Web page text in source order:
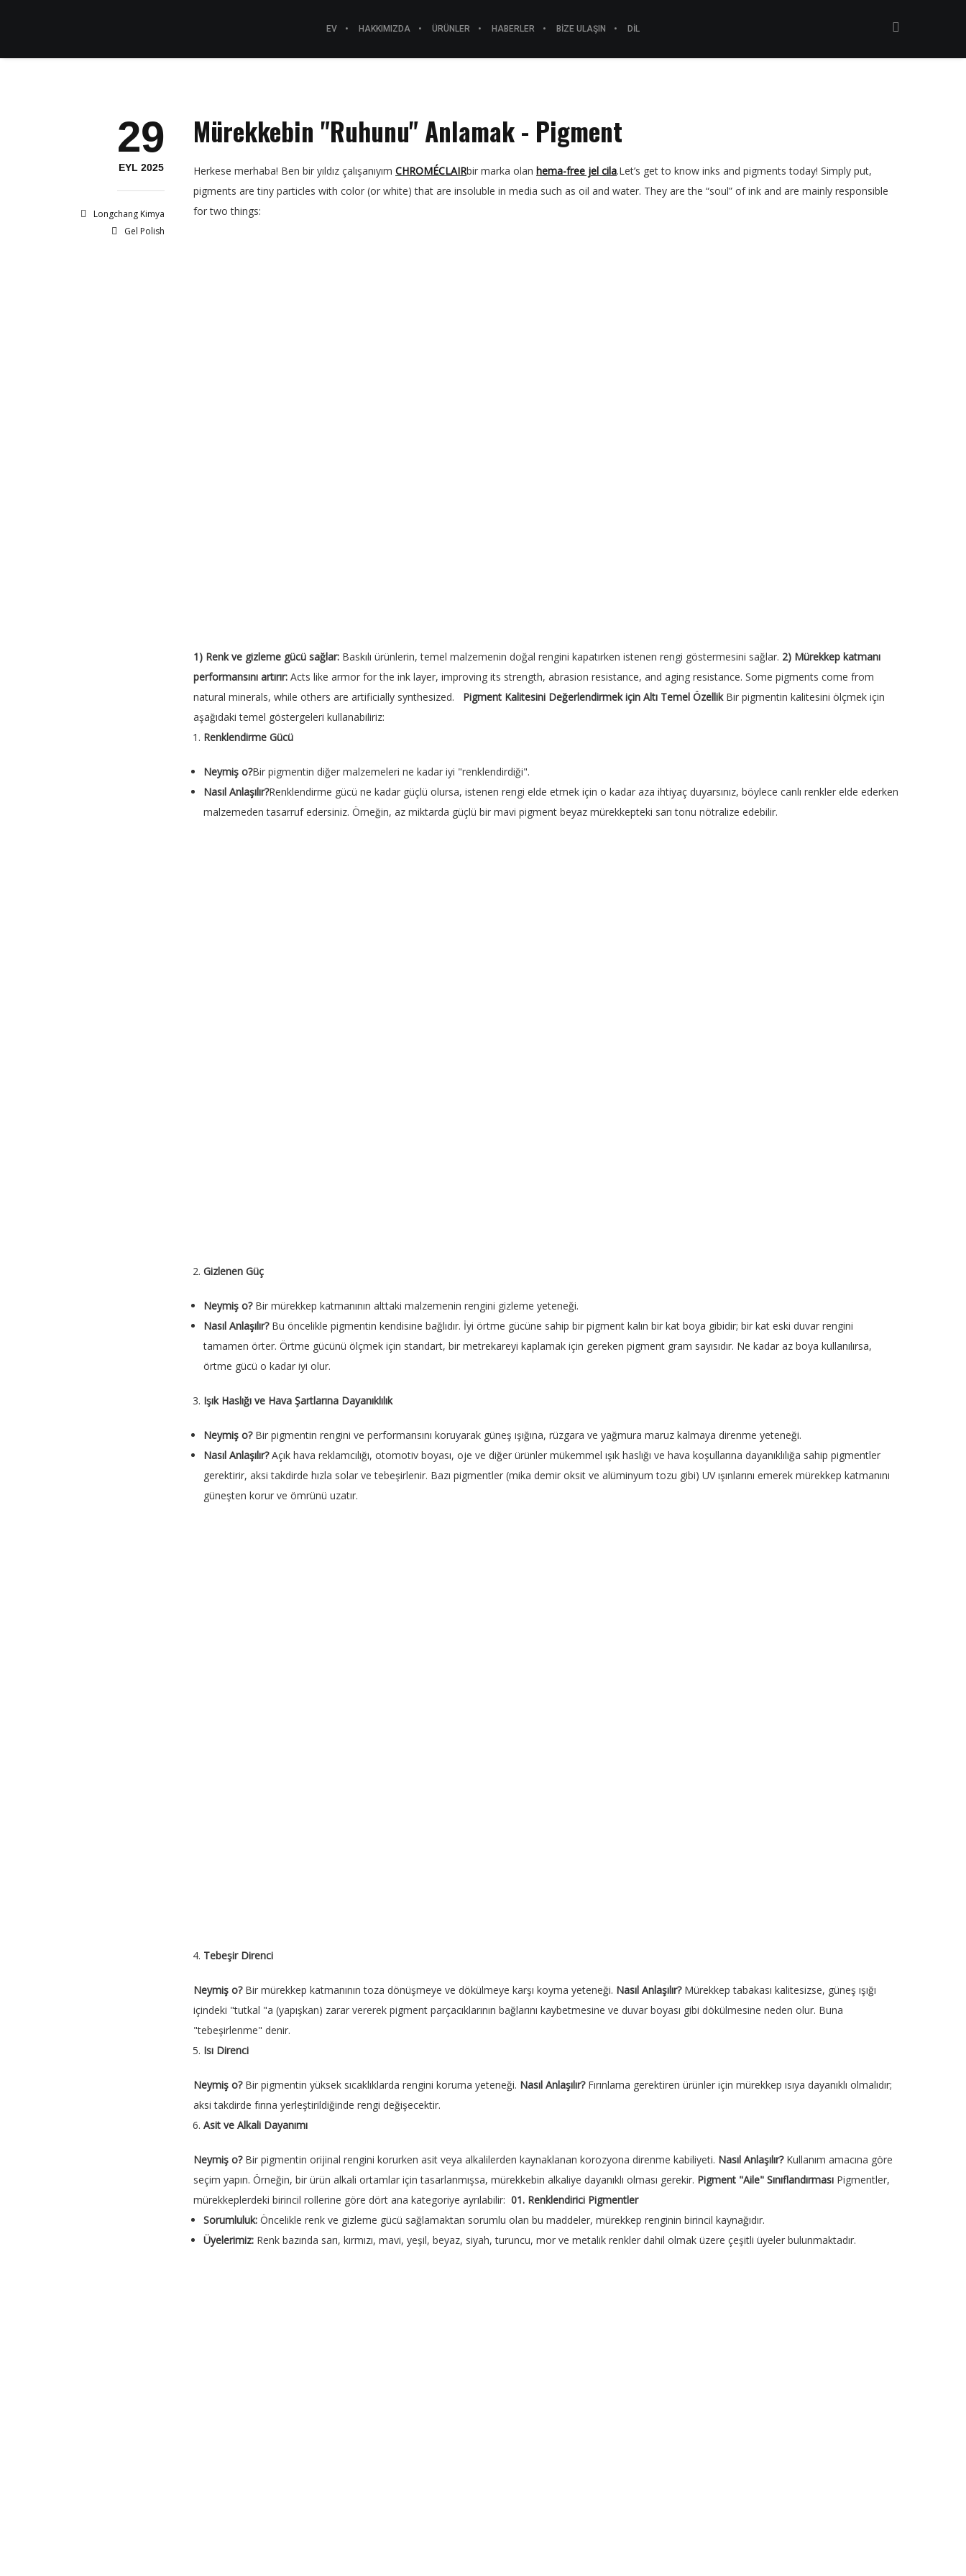
EV HAKKIMIZDA ÜRÜNLER HABERLER BIZE ULAŞIN DIL
29
EYL 2025
Longchang Kimya
Gel Polish
Mürekkebin "Ruhunu" Anlamak - Pigment
Herkese merhaba! Ben bir yıldız çalışanıyım CHROMÉCLAIRbir marka olan hema-free jel cila.Let’s get to know inks and pigments today! Simply put,
pigments are tiny particles with color (or white) that are insoluble in media such as oil and water. They are the “soul” of ink and are mainly responsible
for two things:
1) Renk ve gizleme gücü sağlar: Baskılı ürünlerin, temel malzemenin doğal rengini kapatırken istenen rengi göstermesini sağlar. 2) Mürekkep katmanı
performansını artırır: Acts like armor for the ink layer, improving its strength, abrasion resistance, and aging resistance. Some pigments come from
natural minerals, while others are artificially synthesized. Pigment Kalitesini Değerlendirmek için Altı Temel ÖzellikBir pigmentin kalitesini ölçmek için
aşağıdaki temel göstergeleri kullanabiliriz:
Renklendirme Gücü
Neymiş o?Bir pigmentin diğer malzemeleri ne kadar iyi "renklendirdiği".
Nasıl Anlaşılır?Renklendirme gücü ne kadar güçlü olursa, istenen rengi elde etmek için o kadar aza ihtiyaç duyarsınız, böylece canlı renkler elde ederken
malzemeden tasarruf edersiniz. Örneğin, az miktarda güçlü bir mavi pigment beyaz mürekkepteki sarı tonu nötralize edebilir.
Gizlenen Güç
Neymiş o? Bir mürekkep katmanının alttaki malzemenin rengini gizleme yeteneği.
Nasıl Anlaşılır? Bu öncelikle pigmentin kendisine bağlıdır. İyi örtme gücüne sahip bir pigment kalın bir kat boya gibidir; bir kat eski duvar rengini
tamamen örter. Örtme gücünü ölçmek için standart, bir metrekareyi kaplamak için gereken pigment gram sayısıdır. Ne kadar az boya kullanılırsa,
örtme gücü o kadar iyi olur.
Işık Haslığı ve Hava Şartlarına Dayanıklılık
Neymiş o? Bir pigmentin rengini ve performansını koruyarak güneş ışığına, rüzgara ve yağmura maruz kalmaya direnme yeteneği.
Nasıl Anlaşılır?Açık hava reklamcılığı, otomotiv boyası, oje ve diğer ürünler mükemmel ışık haslığı ve hava koşullarına dayanıklılığa sahip pigmentler
gerektirir, aksi takdirde hızla solar ve tebeşirlenir. Bazı pigmentler (mika demir oksit ve alüminyum tozu gibi) UV ışınlarını emerek mürekkep katmanını
güneşten korur ve ömrünü uzatır.
Tebeşir Direnci
Neymiş o? Bir mürekkep katmanının toza dönüşmeye ve dökülmeye karşı koyma yeteneği. Nasıl Anlaşılır? Mürekkep tabakası kalitesizse, güneş ışığı
içindeki "tutkal "a (yapışkan) zarar vererek pigment parçacıklarının bağlarını kaybetmesine ve duvar boyası gibi dökülmesine neden olur. Buna
"tebeşirlenme" denir.
Isı Direnci
Neymiş o? Bir pigmentin yüksek sıcaklıklarda rengini koruma yeteneği. Nasıl Anlaşılır? Fırınlama gerektiren ürünler için mürekkep ısıya dayanıklı olmalıdır;
aksi takdirde fırına yerleştirildiğinde rengi değişecektir.
Asit ve Alkali Dayanımı
Neymiş o?Bir pigmentin orijinal rengini korurken asit veya alkalilerden kaynaklanan korozyona direnme kabiliyeti. Nasıl Anlaşılır? Kullanım amacına göre
seçim yapın. Örneğin, bir ürün alkali ortamlar için tasarlanmışsa, mürekkebin alkaliye dayanıklı olması gerekir. Pigment "Aile" Sınıflandırması Pigmentler,
mürekkeplerdeki birincil rollerine göre dört ana kategoriye ayrılabilir: 01. Renklendirici Pigmentler
Sorumluluk: Öncelikle renk ve gizleme gücü sağlamaktan sorumlu olan bu maddeler, mürekkep renginin birincil kaynağıdır.
Üyelerimiz: Renk bazında sarı, kırmızı, mavi, yeşil, beyaz, siyah, turuncu, mor ve metalik renkler dahil olmak üzere çeşitli üyeler bulunmaktadır.